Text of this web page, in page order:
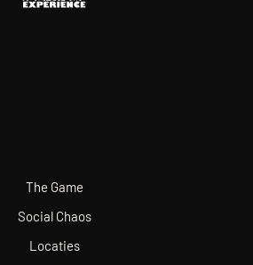
The Game
Social Chaos
Locaties